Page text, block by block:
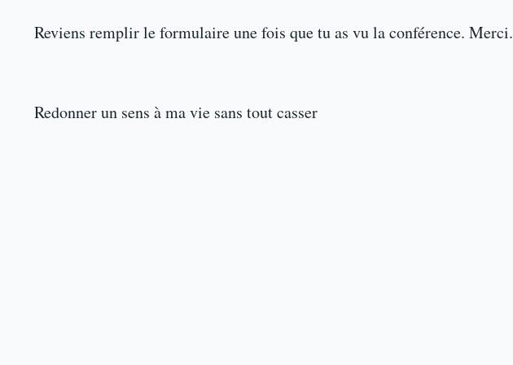
Reviens remplir le formulaire une fois que tu as vu la conférence. Merci.
Redonner un sens à ma vie sans tout casser